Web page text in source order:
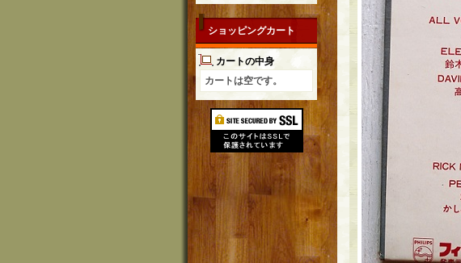
ショッピングカート
カートの中身
カートは空です。